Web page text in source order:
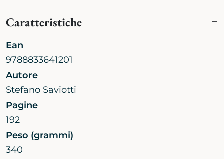
Caratteristiche
Ean
9788833641201
Autore
Stefano Saviotti
Pagine
192
Peso (grammi)
340